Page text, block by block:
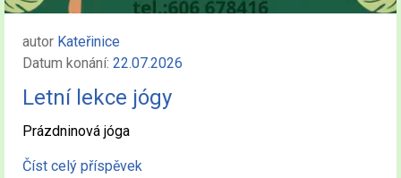
autor Kateřinice
Datum konání: 22.07.2026
Letní lekce jógy
Prázdninová jóga
Číst celý příspěvek